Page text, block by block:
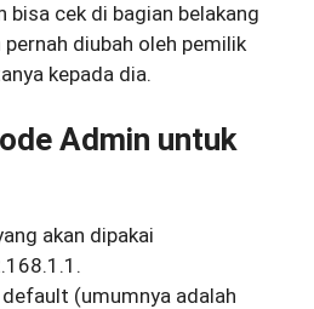
bisa cek di bagian belakang
diubah oleh pemilik
kepada dia.
Admin untuk
akan dipakai
(umumnya adalah